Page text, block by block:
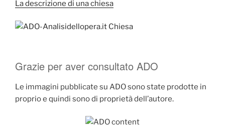
La descrizione di una chiesa
Grazie per aver consultato ADO
Le immagini pubblicate su ADO sono state prodotte in
proprio e quindi sono di proprietà dell’autore.